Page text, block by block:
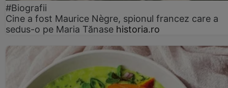
#Biografii
Cine a fost Maurice Nègre, spionul francez care a
sedus-o pe Maria Tănase historia.ro